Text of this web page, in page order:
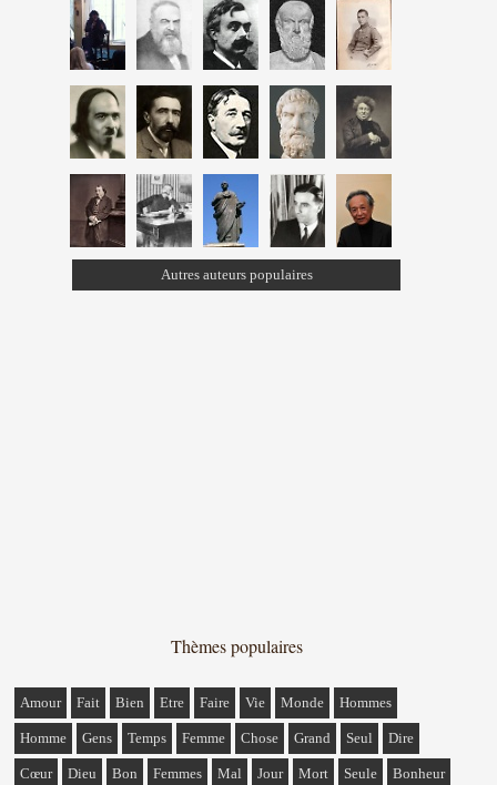
Autres auteurs populaires
Thèmes populaires
Amour Fait Bien Etre Faire Vie Monde Hommes
Homme Gens Temps Femme Chose Grand Seul Dire
Cœur Dieu Bon Femmes Mal Jour Mort Seule Bonheur